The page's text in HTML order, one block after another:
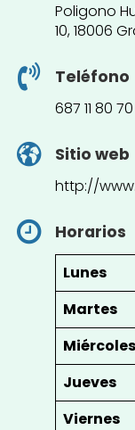
Poligono
10, 18006
Teléfono
687 11 80 70
Sitio web
http://
Horarios
Lunes
Martes
Miércoles
Jueves
Viernes